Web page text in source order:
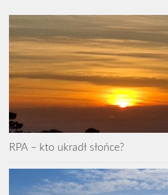
RPA – kto ukradł słońce?